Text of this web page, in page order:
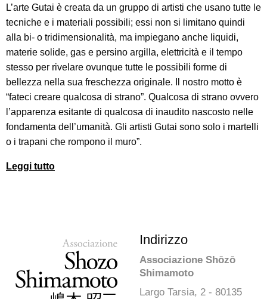
L’arte Gutai è creata da un gruppo di artisti che usano tutte le
tecniche e i materiali possibili; essi non si limitano quindi
alla bi- o tridimensionalità, ma impiegano anche liquidi,
materie solide, gas e persino argilla, elettricità e il tempo
stesso per rivelare ovunque tutte le possibili forme di
bellezza nella sua freschezza originale. Il nostro motto è
“fateci creare qualcosa di strano”. Qualcosa di strano ovvero
l’apparenza esitante di qualcosa di inaudito nascosto nelle
fondamenta dell’umanità. Gli artisti Gutai sono solo i martelli
o i trapani che rompono il muro”.
Leggi tutto
Indirizzo
Associazione Shōzō
Shimamoto
Largo Tarsia, 2 - 80135